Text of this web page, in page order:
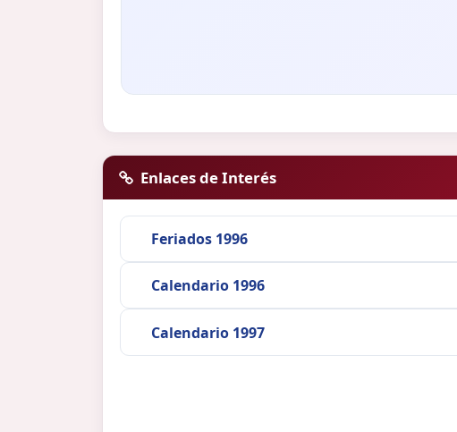
Enlaces de Interés
Feriados 1996
Calendario 1996
Calendario 1997